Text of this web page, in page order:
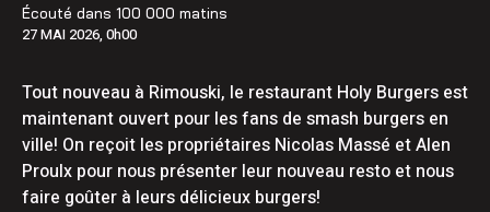
Écouté dans 100 000 matins
27 MAI 2026, 0h00
Tout nouveau à Rimouski, le restaurant Holy Burgers est
maintenant ouvert pour les fans de smash burgers en
ville! On reçoit les propriétaires Nicolas Massé et Alen
Proulx pour nous présenter leur nouveau resto et nous
faire goûter à leurs délicieux burgers!